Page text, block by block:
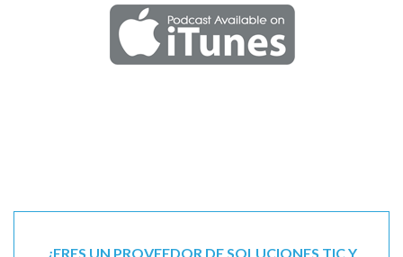
¿ERES UN PROVEEDOR DE SOLUCIONES TIC Y